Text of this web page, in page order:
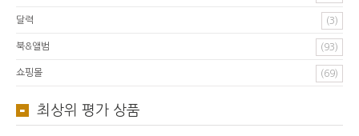
달력 (3)
북&앨범 (93)
쇼핑몰 (69)
최상위 평가 상품